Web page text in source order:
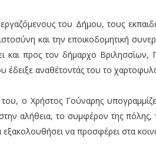
του Δήμου, τους
και την εποικοδομητική
και προς τον δήμαρχο Βριλησσίων,
αναθέτοντάς του το
ο Χρήστος Γούναρης
αλήθεια, το συμφέρον της
εξακολουθήσει να προσφέρει στα